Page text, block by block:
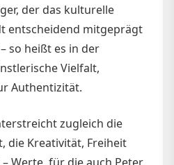
der das kulturelle
entscheidend mitgeprägt
so heißt es in der
Vielfalt,
Authentizität.
zugleich die
die Kreativität, Freiheit
Werte, für die auch Peter